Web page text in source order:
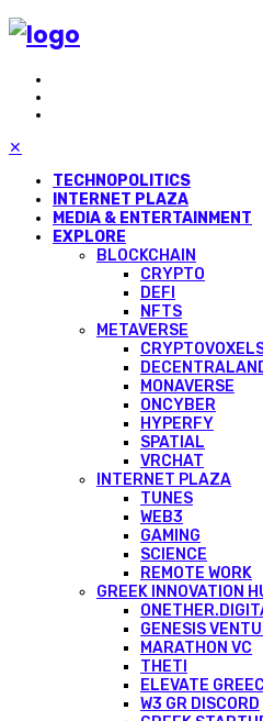
✕
TECHNOPOLITICS
INTERNET PLAZA
MEDIA & ENTERTAINMENT
EXPLORE
BLOCKCHAIN
CRYPTO
DEFI
NFTS
METAVERSE
MONAVERSE
ONCYBER
HYPERFY
SPATIAL
VRCHAT
INTERNET PLAZA
TUNES
WEB3
GAMING
SCIENCE
REMOTE WORK
GREEK INNOVATION
GENESIS
MARATHON VC
THETI
ELEVATE
W3 GR DISCORD